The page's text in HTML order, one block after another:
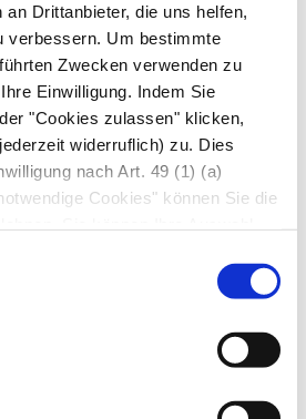
Drittanbieter, die uns helfen,
verbessern. Um bestimmte
Zwecken verwenden zu
Einwilligung. Indem Sie
"Cookies zulassen" klicken,
widerruflich) zu. Dies
nach Art. 49 (1) (a)
Cookies" können Sie die
und Jahren. Bei
Kindern betrug die
bei dänischen Kindern 26
führten ähnliche
Keuchhusten und andere
durch, stellten jedoch
Wirkung auf das
„Masern-Viren zielen
während andere Viren auf
von Zellen wirken“, erklärt